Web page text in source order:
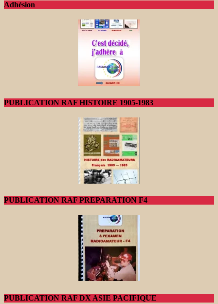
Adhésion
PUBLICATION RAF HISTOIRE 1905-1983
PUBLICATION RAF PREPARATION F4
PUBLICATION RAF DX ASIE PACIFIQUE